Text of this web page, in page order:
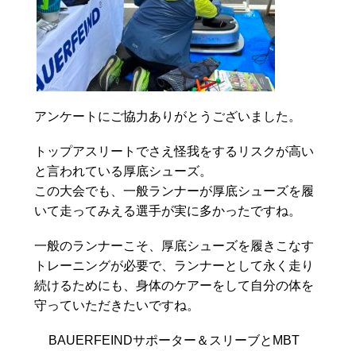
アンケートにご協力ありがとうございました。
トップアスリートでさえ怪我をするリスクが高い
と言われている厚底シューズ。
この大会でも、一般ランナーが厚底シューズを履
いて走ってみえる選手が実に多かったですね。
一般のランナーこそ、厚底シューズを履きこなす
トレーニングが必要で、ランナーとして永く走り
続けるためにも、身体のケアーをして自分の体を
守っていただきたいですね。
BAUERFEINDサポーター＆スリーブとMBT